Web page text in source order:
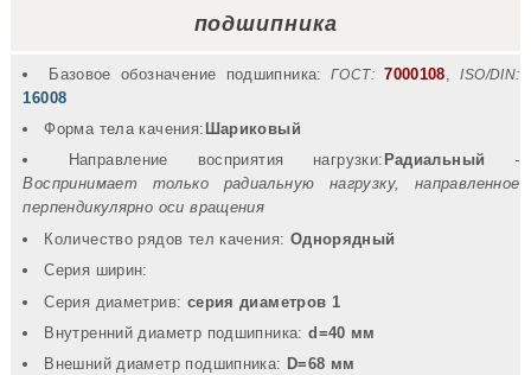
подшипника
Базовое обозначение подшипника: ГОСТ: 7000108 ,ISO/DIN:
16008
Форма тела качения: Шариковый
Направление восприятия нагрузки: Радиальный
-
Воспринимает только радиальную нагрузку, направленное
перпендикулярно оси вращения
Количество рядов тел качения: Однорядный
Серия ширин:
Серия диаметрив: серия диаметров 1
Внутренний диаметр подшипника:d=40 мм
Внешний диаметр подшипника: D=68 мм